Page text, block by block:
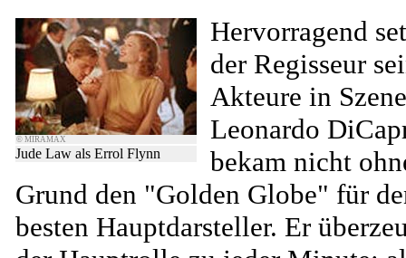
© MIRAMAX
Jude Law als Errol Flynn
Hervorragend
der Regisseur
Akteure in
Leonardo
bekam nicht
Grund den "Golden Globe" für
besten Hauptdarsteller. Er